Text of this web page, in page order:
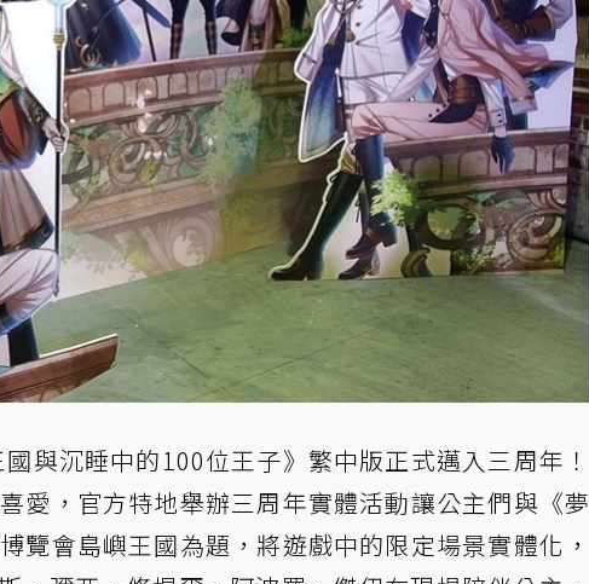
與沉睡中的100位王子》繁中版正式邁入三周年！
愛，官方特地舉辦三周年實體活動讓公主們與《夢
覽會島嶼王國為題，將遊戲中的限定場景實體化，